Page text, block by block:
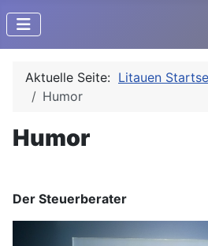
Aktuelle Seite: Litauen
Humor
Humor
Der Steuerberater